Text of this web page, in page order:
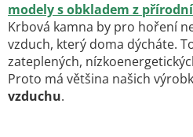
modely s obkladem z
Krbová kamna by pro hoření
vzduch, který doma dýcháte.
zateplených,
Proto má většina našich
vzduchu.